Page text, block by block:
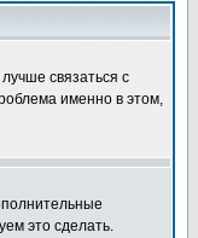
связаться с
именно в этом,
это сделать.